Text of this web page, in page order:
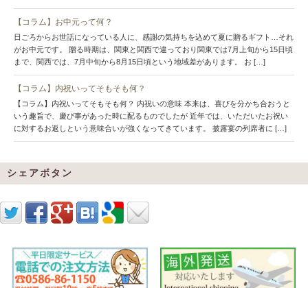
【コラム】お中元って何？
日ごろからお世話になっている人に、感謝の気持ちを込めて夏に贈るギフト…それ
がお中元です。 贈る時期は、関東と関西で違っており関東では7月上旬から15日頃
まで、関西では、7月中旬から8月15日頃という地域差があります。 お […]
【コラム】内祝いってそもそも何？
【コラム】内祝いってそもそも何？ 内祝いの意味 本来は、喜びを分かち合おうと
いう趣旨で、慶び事があった時に配るものでしたが 近年では、いただいたお祝い
に対するお返しという意味合いが強くなってきています。 披露宴の列席者に […]
シェアボタン